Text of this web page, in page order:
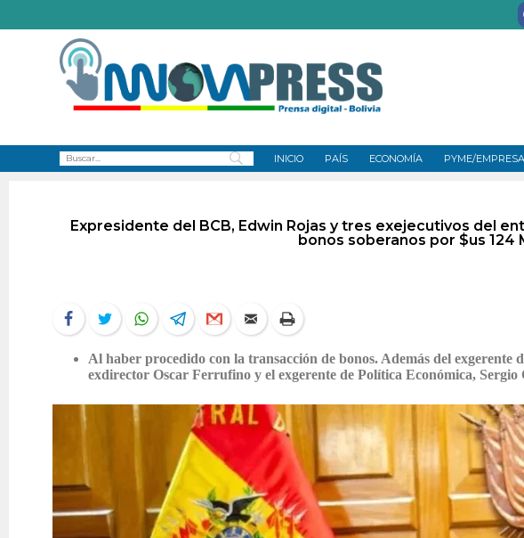
INICIO PAÍS ECONOMÍA PYME/EMPRESA
Expresidente del BCB, Edwin Rojas y tres exejecutivos del
bonos soberanos por $us 124
Al haber procedido con la transacción de bonos. Además del exgerente
exdirector Oscar Ferrufino y el exgerente de Política Económica, Sergio